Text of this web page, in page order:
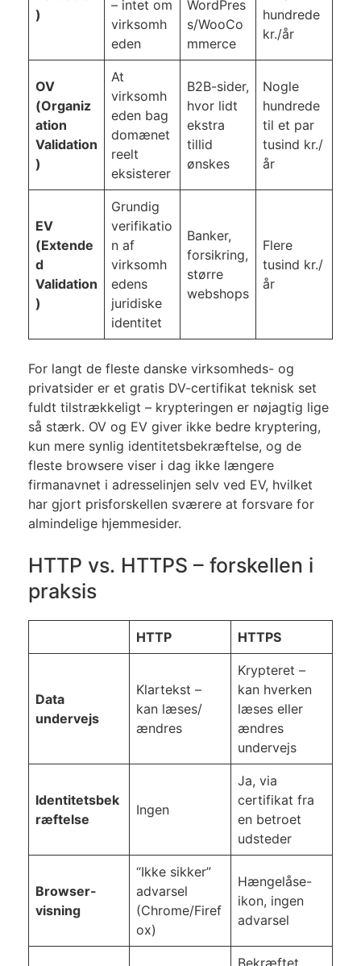
)
– intet om
virksomh
eden
WordPres
s/WooCo
mmerce
hundrede
kr./år
OV
(Organiz
ation
Validation
)
At
virksomh
eden bag
domænet
reelt
eksisterer
B2B-sider,
hvor lidt
ekstra
tillid
ønskes
Nogle
hundrede
til et par
tusind kr./
år
EV
(Extende
d
Validation
)
Grundig
verifikatio
n af
virksomh
edens
juridiske
identitet
Banker,
forsikring,
større
webshops
Flere
tusind kr./
år
For langt de fleste danske virksomheds- og
privatsider er et gratis DV-certifikat teknisk set
fuldt tilstrækkeligt – krypteringen er nøjagtig lige
så stærk. OV og EV giver ikke bedre kryptering,
kun mere synlig identitetsbekræftelse, og de
fleste browsere viser i dag ikke længere
firmanavnet i adresselinjen selv ved EV, hvilket
har gjort prisforskellen sværere at forsvare for
almindelige hjemmesider.
HTTP vs. HTTPS – forskellen i
praksis
HTTP HTTPS
Data
undervejs
Klartekst –
kan læses/
ændres
Krypteret –
kan hverken
læses eller
ændres
undervejs
Identitetsbek
ræftelse
Ingen
Ja, via
certifikat fra
en betroet
udsteder
Browser-
visning
“Ikke sikker”
advarsel
(Chrome/Firef
ox)
Hængelåse-
ikon, ingen
advarsel